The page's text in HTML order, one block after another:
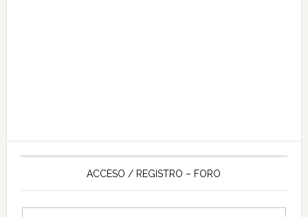
ACCESO / REGISTRO – FORO